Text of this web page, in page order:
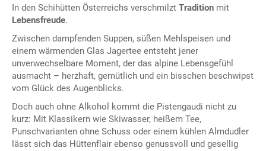
In den Schihütten Österreichs verschmilzt Tradition mit
Lebensfreude.
Zwischen dampfenden Suppen, süßen Mehlspeisen und
einem wärmenden Glas Jagertee entsteht jener
unverwechselbare Moment, der das alpine Lebensgefühl
ausmacht – herzhaft, gemütlich und ein bisschen beschwipst
vom Glück des Augenblicks.
Doch auch ohne Alkohol kommt die Pistengaudi nicht zu
kurz: Mit Klassikern wie Skiwasser, heißem Tee,
Punschvarianten ohne Schuss oder einem kühlen Almdudler
lässt sich das Hüttenflair ebenso genussvoll und gesellig